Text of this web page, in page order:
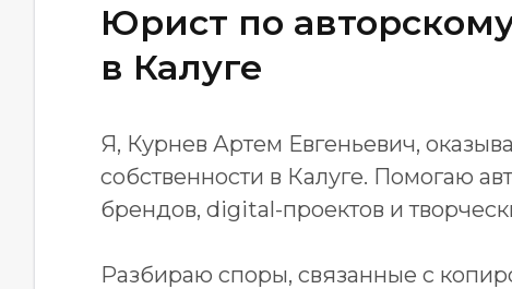
Юрист по
в Калуге
Я, Курнев Артем Евгеньевич,
собственности в Калуге. Помогаю
брендов, digital-проектов и
Разбираю споры, связанные с